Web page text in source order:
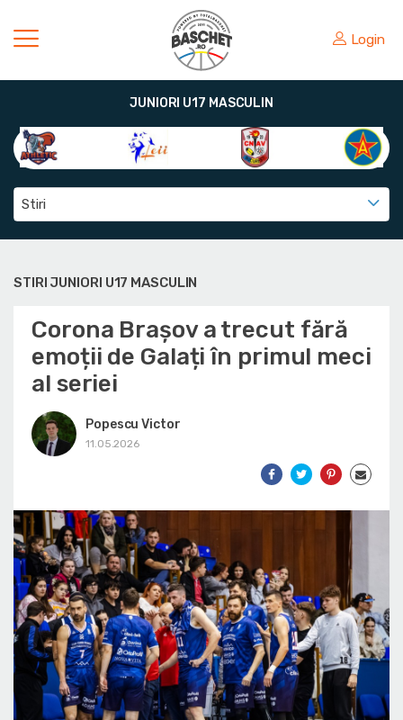
Login
JUNIORI U17 MASCULIN
Stiri
STIRI JUNIORI U17 MASCULIN
Corona Brașov a trecut fără
emoții de Galați în primul meci
al seriei
Popescu Victor
11.05.2026